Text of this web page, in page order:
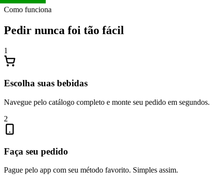
Como funciona
Pedir nunca foi tão fácil
1
Escolha suas bebidas
Navegue pelo catálogo completo e monte seu pedido em segundos.
2
Faça seu pedido
Pague pelo app com seu método favorito. Simples assim.